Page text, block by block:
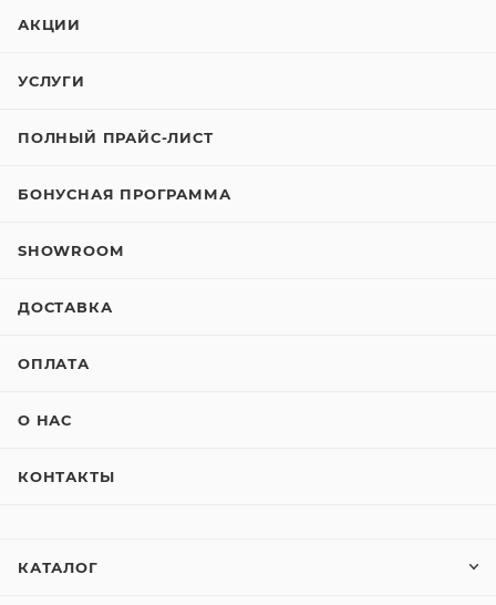
АКЦИИ
УСЛУГИ
ПОЛНЫЙ ПРАЙС-ЛИСТ
БОНУСНАЯ ПРОГРАММА
SHOWROOM
ДОСТАВКА
ОПЛАТА
О НАС
КОНТАКТЫ
КАТАЛОГ